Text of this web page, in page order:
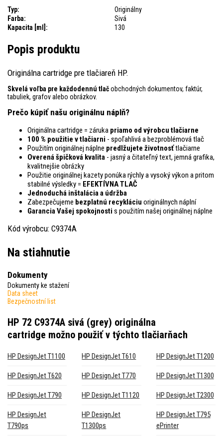
Typ:
Originálny
Farba:
Sivá
Kapacita [ml]:
130
Popis produktu
Originálna cartridge pre tlačiareň HP.
Skvelá voľba pre každodennú tlačobchodných dokumentov, faktúr,
tabuliek, grafov alebo obrázkov.
Prečo kúpiť našu originálnu náplň?
Originálna cartridge = záruka priamo od výrobcu tlačiarne
100 % použitie v tlačiarni - spoľahlivá a bezproblémová tlač
Použitím originálnej náplne predlžujete životnosťtlačiarne
Overená špičková kvalita - jasný a čitateľný text, jemná grafika,
kvalitnejšie obrázky
Použitie originálnej kazety ponúka rýchly a vysoký výkon a pritom
stabilné výsledky = EFEKTÍVNA TLAČ
Jednoduchá inštalácia a údržba
Zabezpečujeme bezplatnú recykláciu originálnych náplní
Garancia Vašej spokojnosti s použitím našej originálnej náplne
Kód výrobcu: C9374A
Na stiahnutie
Dokumenty
Dokumenty ke stažení
Data sheet
Bezpečnostní list
HP 72 C9374A sivá (grey) originálna
cartridge možno použiť v týchto tlačiarňach
HP DesignJet T1100 HP DesignJet T610 HP DesignJet T1200
HP DesignJet T620 HP DesignJet T770 HP DesignJet T1300
HP DesignJet T790 HP DesignJet T1120 HP DesignJet T2300
HP DesignJet
T790ps
HP DesignJet
T1300ps
HP DesignJet T795
ePrinter